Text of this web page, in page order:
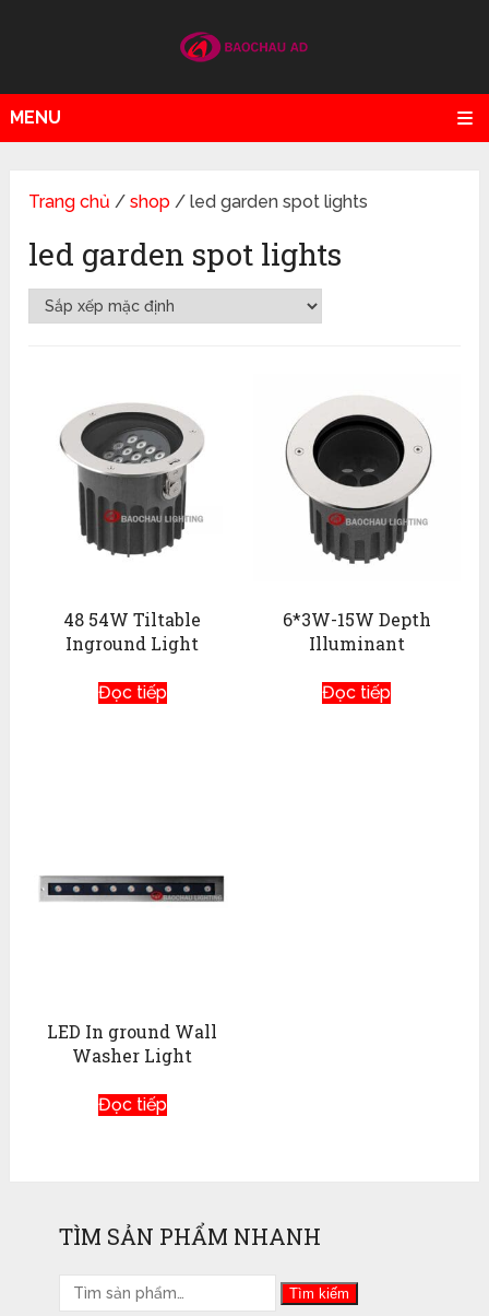
MENU
Trang chủ /shop / led garden spot lights
led garden spot lights
48 54W Tiltable
Inground Light
Đọc tiếp
6*3W-15W Depth
Illuminant
Đọc tiếp
LED In ground Wall
Washer Light
Đọc tiếp
TÌM SẢN PHẨM NHANH
Tìm kiếm